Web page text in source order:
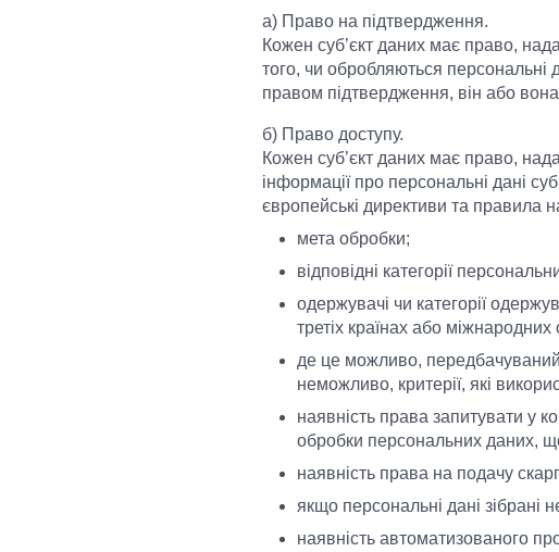
а) Право на підтвердження.
Кожен суб’єкт даних має право,
того, чи обробляються персональні
правом підтвердження, він або
б) Право доступу.
Кожен суб’єкт даних має право,
інформації про персональні дані
європейські директиви та правила
мета обробки;
відповідні категорії
одержувачі чи категорії
третіх країнах або міжнародних
де це можливо, передбачуваний
неможливо, критерії, які
наявність права запитувати у
обробки персональних даних,
наявність права на подачу
якщо персональні дані зібрані
наявність автоматизованого